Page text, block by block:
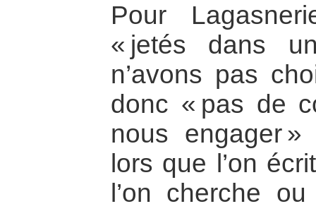
Pour
« jetés dans
n’avons pas
donc « pas de
nous engager
lors que l’on
l’on cherche